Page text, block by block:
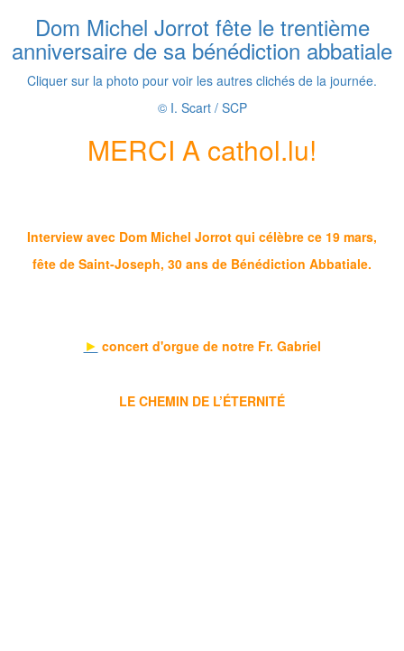
Dom Michel Jorrot fête le trentième
anniversaire de sa bénédiction abbatiale
Cliquer sur la photo pour voir les autres clichés de la journée.
© I. Scart / SCP
MERCI A cathol.lu!
Interview avec Dom Michel Jorrot qui célèbre ce 19 mars,
fête de Saint-Joseph, 30 ans de Bénédiction Abbatiale.
► concert d'orgue de notre Fr. Gabriel
LE CHEMIN DE L’ÉTERNITÉ